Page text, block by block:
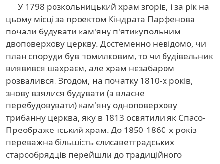
У 1798 розкольницький храм згорів, і за рік на
цьому місці за проектом Кіндрата Парфенова
почали будувати кам'яну п'ятикупольним
двоповерхову церкву. Достеменно невідомо, чи
план споруди був помилковим, то чи будівельник
виявився шахраєм, але храм незабаром
розвалився. Згодом, на початку 1810-х років,
знову взялися будувати (а власне
перебудовувати) кам'яну одноповерхову
трибанну церква, яку в 1813 освятили як Спасо-
Преображенський храм. До 1850-1860-х років
переважна більшість єлисаветградських
старообрядців перейшли до традиційного